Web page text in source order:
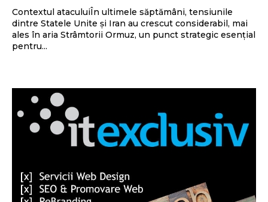
Contextul ataculuiÎn ultimele săptămâni, tensiunile
dintre Statele Unite și Iran au crescut considerabil, mai
ales în aria Strâmtorii Ormuz, un punct strategic esențial
pentru...